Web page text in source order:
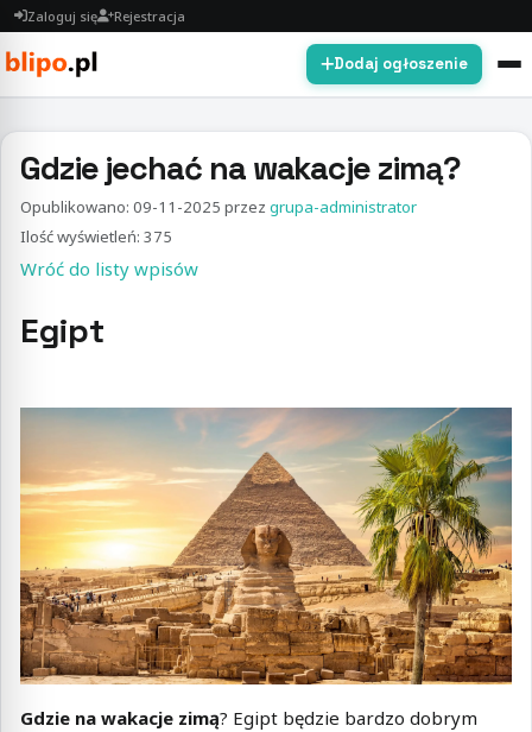
Zaloguj się Rejestracja
Dodaj ogłoszenie
Gdzie jechać na wakacje zimą?
Opublikowano: 09-11-2025 przez grupa-administrator
Ilość wyświetleń: 375
Wróć do listy wpisów
Egipt
Gdzie na wakacje zimą? Egipt będzie bardzo dobrym